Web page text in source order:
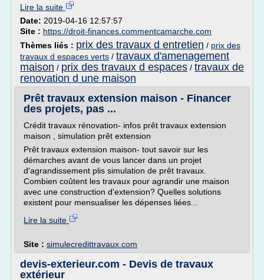
Lire la suite
Date: 2019-04-16 12:57:57
Site : https://droit-finances.commentcamarche.com
Thèmes liés : prix des travaux d entretien / prix des
travaux d espaces verts / travaux d'amenagement
maison / prix des travaux d espaces / travaux de
renovation d une maison
Prêt travaux extension maison - Financer
des projets, pas ...
Crédit travaux rénovation- infos prêt travaux extension
maison , simulation prêt extension
Prêt travaux extension maison- tout savoir sur les
démarches avant de vous lancer dans un projet
d'agrandissement plis simulation de prêt travaux.
Combien coûtent les travaux pour agrandir une maison
avec une construction d'extension? Quelles solutions
existent pour mensualiser les dépenses liées...
Lire la suite
Site : simulecredittravaux.com
devis-exterieur.com - Devis de travaux
extérieur